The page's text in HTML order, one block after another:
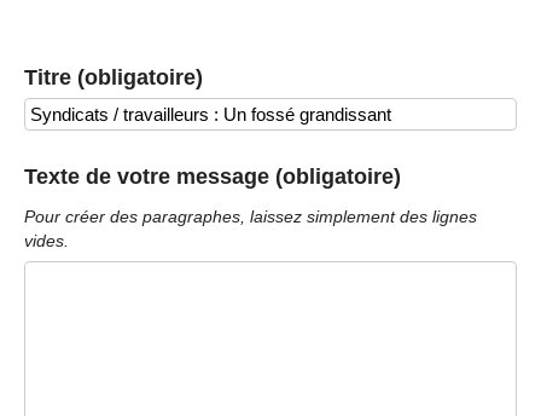
Titre (obligatoire)
Texte de votre message (obligatoire)
Pour créer des paragraphes, laissez simplement des lignes
vides.